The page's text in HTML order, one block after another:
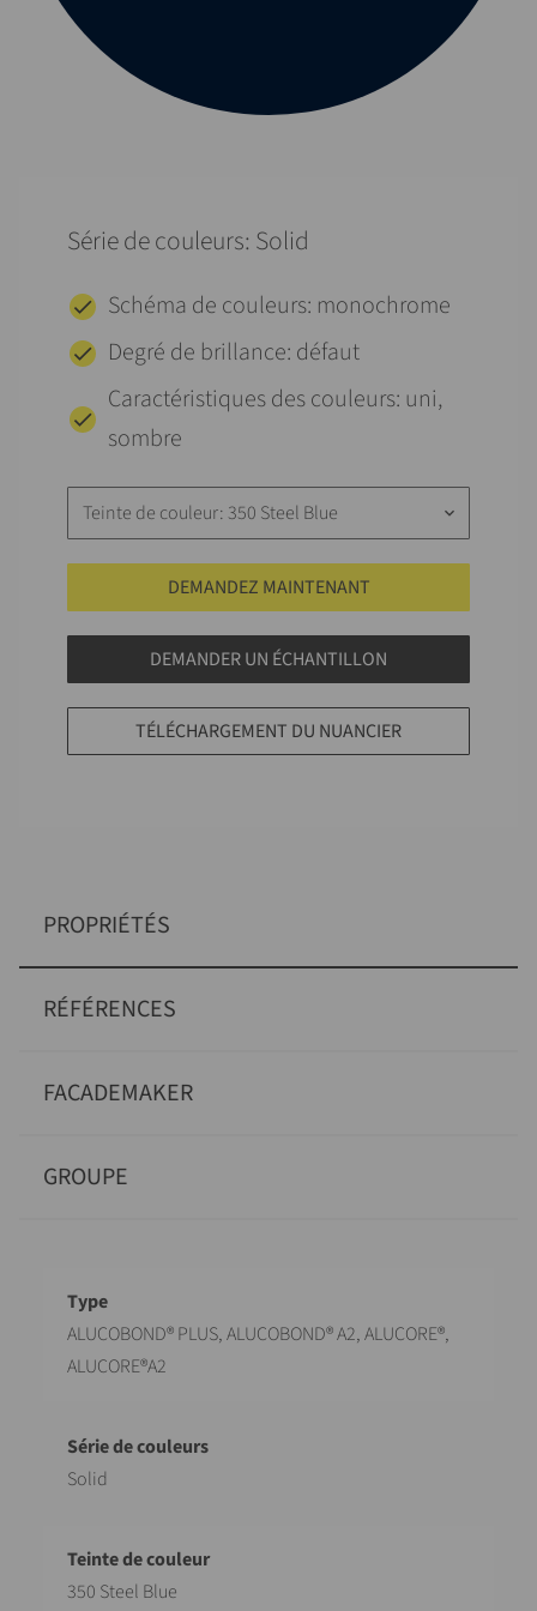
Série de couleurs: Solid
Schéma de couleurs: monochrome
Degré de brillance: défaut
Caractéristiques des couleurs: uni,
sombre
Teinte de couleur: 350 Steel Blue keyboard_arrow_down
DEMANDEZ MAINTENANT
DEMANDER UN ÉCHANTILLON
TÉLÉCHARGEMENT DU NUANCIER
PROPRIÉTÉS
RÉFÉRENCES
FACADEMAKER
GROUPE
Désignation
ALUCOBOND® PLUS, ALUCOBOND® A2, ALUCORE®,
ALUCORE®A2
Solid
350 Steel Blue